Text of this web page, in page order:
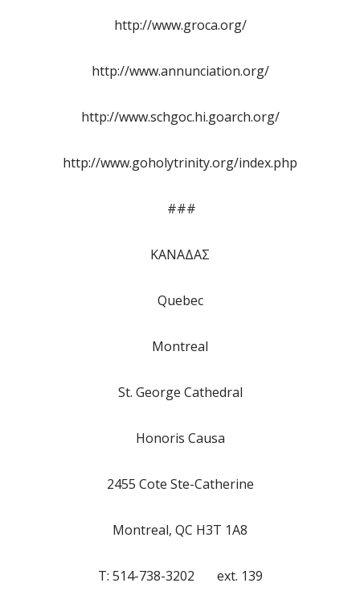
http://www.groca.org/
http://www.annunciation.org/
http://www.schgoc.hi.goarch.org/
http://www.goholytrinity.org/index.php
###
ΚΑΝΑΔΑΣ
Quebec
Montreal
St. George Cathedral
Honoris Causa
2455 Cote Ste-Catherine
Montreal, QC H3T 1A8
T: 514-738-3202 ext. 139